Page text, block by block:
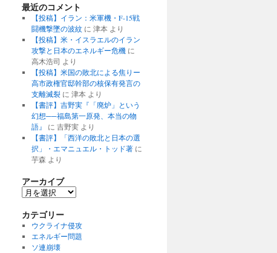
最近のコメント
【投稿】イラン：米軍機・F-15戦
闘機撃墜の波紋に 津本より
【投稿】米・イスラエルのイラン
攻撃と日本のエネルギー危機に
高木浩司 より
【投稿】米国の敗北による焦りー
高市政権官邸幹部の核保有発言の
支離滅裂に 津本より
【書評】吉野実『「廃炉」という
幻想──福島第一原発、本当の物
語』
に 吉野実より
【書評】「西洋の敗北と日本の選
択」・エマニュエル・トッド著に
芋森 より
アーカイブ
ア
カ
イ
ブ
カテゴリー
ウクライナ侵攻
エネルギー問題
ソ連崩壊